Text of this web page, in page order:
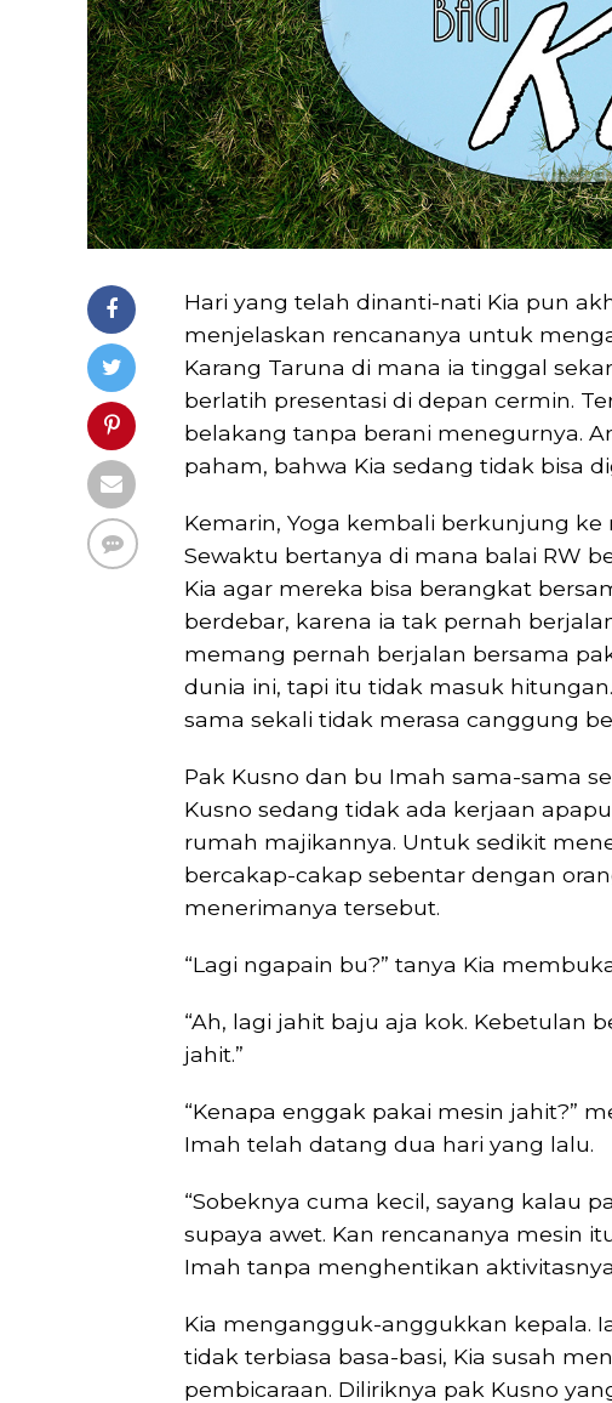
Hari yang telah dinanti-nati Kia pun
menjelaskan rencananya untuk
Karang Taruna di mana ia tinggal
berlatih presentasi di depan cermin.
belakang tanpa berani menegurnya.
paham, bahwa Kia sedang tidak bisa
Kemarin, Yoga kembali berkunjung
Sewaktu bertanya di mana balai RW
Kia agar mereka bisa berangkat
berdebar, karena ia tak pernah
memang pernah berjalan bersama
dunia ini, tapi itu tidak masuk
sama sekali tidak merasa canggung
Pak Kusno dan bu Imah sama-sama
Kusno sedang tidak ada kerjaan
rumah majikannya. Untuk sedikit
bercakap-cakap sebentar dengan
menerimanya tersebut.
“Lagi ngapain bu?” tanya Kia
“Ah, lagi jahit baju aja kok. Kebetulan
jahit.”
“Kenapa enggak pakai mesin jahit?”
Imah telah datang dua hari yang lalu.
“Sobeknya cuma kecil, sayang kalau
supaya awet. Kan rencananya mesin
Imah tanpa menghentikan
Kia mengangguk-anggukkan kepala.
tidak terbiasa basa-basi, Kia susah
pembicaraan. Diliriknya pak Kusno